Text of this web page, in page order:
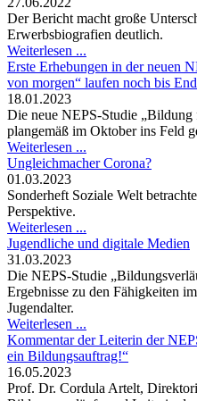
Der Bericht macht große
Erwerbsbiografien deutlich.
Weiterlesen ...
Erste Erhebungen in der neuen
von morgen“ laufen noch bis
18.01.2023
Die neue NEPS-Studie
plangemäß im Oktober ins Feld
Weiterlesen ...
Ungleichmacher Corona?
01.03.2023
Sonderheft Soziale Welt
Perspektive.
Weiterlesen ...
Jugendliche und digitale Medien
31.03.2023
Die NEPS-Studie
Ergebnisse zu den Fähigkeiten
Jugendalter.
Weiterlesen ...
Kommentar der Leiterin der
ein Bildungsauftrag!“
16.05.2023
Prof. Dr. Cordula Artelt,